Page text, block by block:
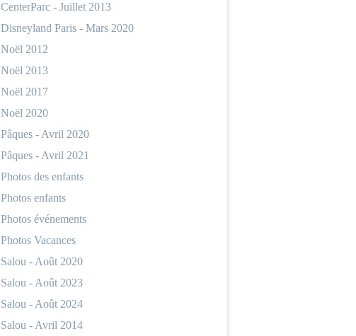
CenterParc - Juillet 2013
Disneyland Paris - Mars 2020
Noël 2012
Noël 2013
Noël 2017
Noël 2020
Pâques - Avril 2020
Pâques - Avril 2021
Photos des enfants
Photos enfants
Photos événements
Photos Vacances
Salou - Août 2020
Salou - Août 2023
Salou - Août 2024
Salou - Avril 2014